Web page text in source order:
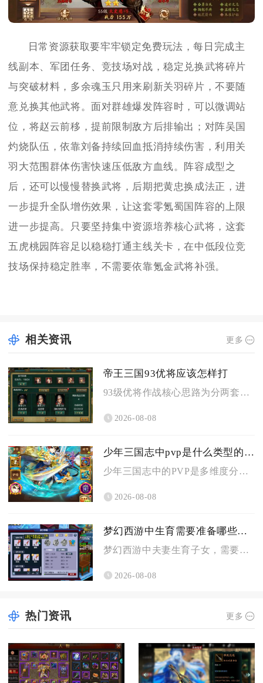
日常资源获取要牢牢锁定免费玩法，每日完成主
线副本、军团任务、竞技场对战，稳定兑换武将碎片
与突破材料，多余魂玉只用来刷新关羽碎片，不要随
意兑换其他武将。面对群雄爆发阵容时，可以微调站
位，将赵云前移，提前限制敌方后排输出；对阵吴国
灼烧队伍，依靠刘备持续回血抵消持续伤害，利用关
羽大范围群体伤害快速压低敌方血线。阵容成型之
后，还可以慢慢替换武将，后期把黄忠换成法正，进
一步提升全队增伤效果，让这套零氪蜀国阵容的上限
进一步提高。只要坚持集中资源培养核心武将，这套
五虎桃园阵容足以稳稳打通主线关卡，在中低段位竞
技场保持稳定胜率，不需要依靠氪金武将补强。
相关资讯 更多
帝王三国93优将应该怎样打
93级优将作战核心思路为分两套成型阵容，刷黄练级选用智步搭配...
2026-08-08
少年三国志中pvp是什么类型的游戏
少年三国志中的PVP是多维度分层的玩家实时异步卡牌策略对战类...
2026-08-08
梦幻西游中生育需要准备哪些条件
梦幻西游中夫妻生育子女，需要备好专属房屋、达标角色等级与夫妻...
2026-08-08
热门资讯 更多